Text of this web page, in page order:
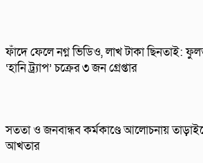
ফাঁদে ফেলে নগ্ন ভিডিও, লাখ টাকা ছিনতাই:
‘হানি ট্র্যাপ’ চক্রের ৩ জন গ্রেপ্তার
সততা ও জনবান্ধব কর্মকাণ্ডে আলোচনায়
আখতার